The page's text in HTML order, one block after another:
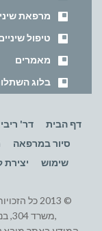
מרפאת
טיפול
מאמרים
בלוג
דף הבית דר'
סיור במרפאה
שימוש
,משרד 304, בניין "רסקו סיטי", באר שבע, טל: 08-6279640